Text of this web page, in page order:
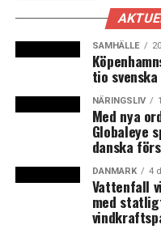
Minskningen motsvarar
– Det är ändå
betydligt större tapp,
näringspolitisk chef,
Han pekar på att
mellan 2012 och 2013,
Emporia och
– Cityhandeln i Malmö
Göran Höckert.
SAMHÄLLE
tio
NÄRINGSLIV
Med nya
Globaleye
danska
DANMARK 4
Vattenfall
med